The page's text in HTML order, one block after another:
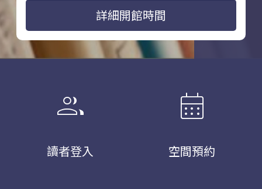
詳細開館時間
group
讀者登入
calendar_month
空間預約